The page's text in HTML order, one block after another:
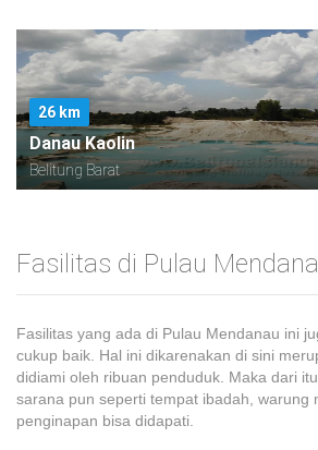
26 km
Danau Kaolin
Belitung Barat
Fasilitas di Pulau
Fasilitas yang ada di Pulau Mendanau ini
cukup baik. Hal ini dikarenakan di sini
didiami oleh ribuan penduduk. Maka dari
sarana pun seperti tempat ibadah, warung
penginapan bisa didapati.